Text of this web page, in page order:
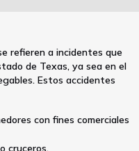
refieren a incidentes que
de Texas, ya sea en el
Estos accidentes
con fines comerciales
cruceros.